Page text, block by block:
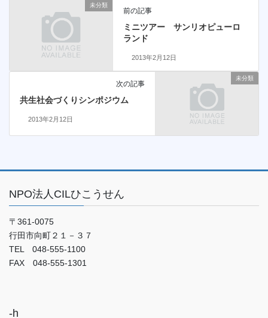
未分類
前の記事
ミニツアー サンリオピューロ
ランド
2013年2月12日
未分類
次の記事
共生社会づくりシンポジウム
2013年2月12日
NPO法人CILひこうせん
〒361-0075
行田市向町２１－３７
TEL 048-555-1100
FAX 048-555-1301
-h